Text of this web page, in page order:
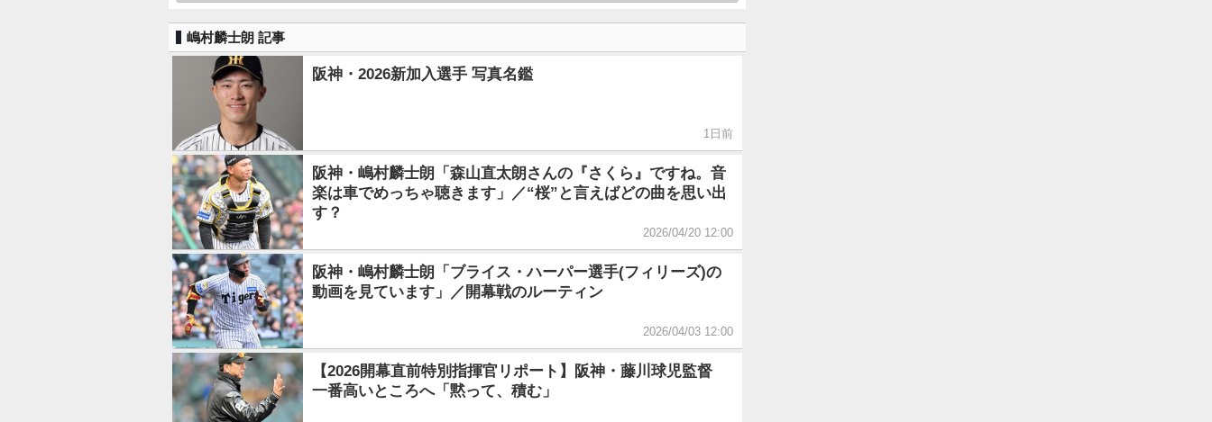
嶋村麟士朗 記事
阪神・2026新加入選手 写真名鑑
1日前
阪神・嶋村麟士朗「森山直太朗さんの『さくら』ですね。音
楽は車でめっちゃ聴きます」／“桜”と言えばどの曲を思い出
す？
2026/04/20 12:00
阪神・嶋村麟士朗「ブライス・ハーパー選手(フィリーズ)の
動画を見ています」／開幕戦のルーティン
2026/04/03 12:00
【2026開幕直前特別指揮官リポート】阪神・藤川球児監督
一番高いところへ「黙って、積む」